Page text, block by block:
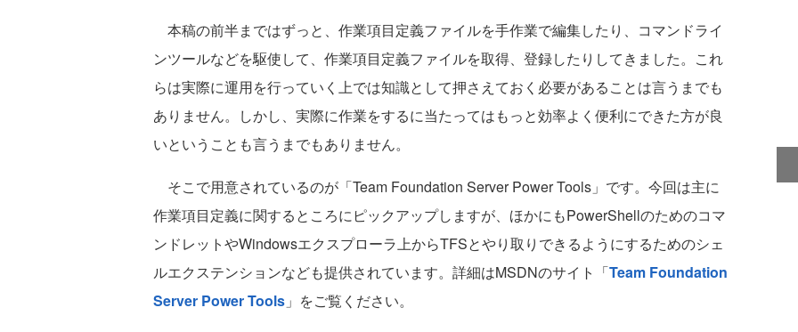
本稿の前半まではずっと、作業項目定義ファイルを手作業で編集したり、コマンドライ
ンツールなどを駆使して、作業項目定義ファイルを取得、登録したりしてきました。これ
らは実際に運用を行っていく上では知識として押さえておく必要があることは言うまでも
ありません。しかし、実際に作業をするに当たってはもっと効率よく便利にできた方が良
いということも言うまでもありません。
そこで用意されているのが「Team Foundation Server Power Tools」です。今回は主に
作業項目定義に関するところにピックアップしますが、ほかにもPowerShellのためのコマ
ンドレットやWindowsエクスプローラ上からTFSとやり取りできるようにするためのシェ
ルエクステンションなども提供されています。詳細はMSDNのサイト「Team Foundation
Server Power Tools 」をご覧ください。